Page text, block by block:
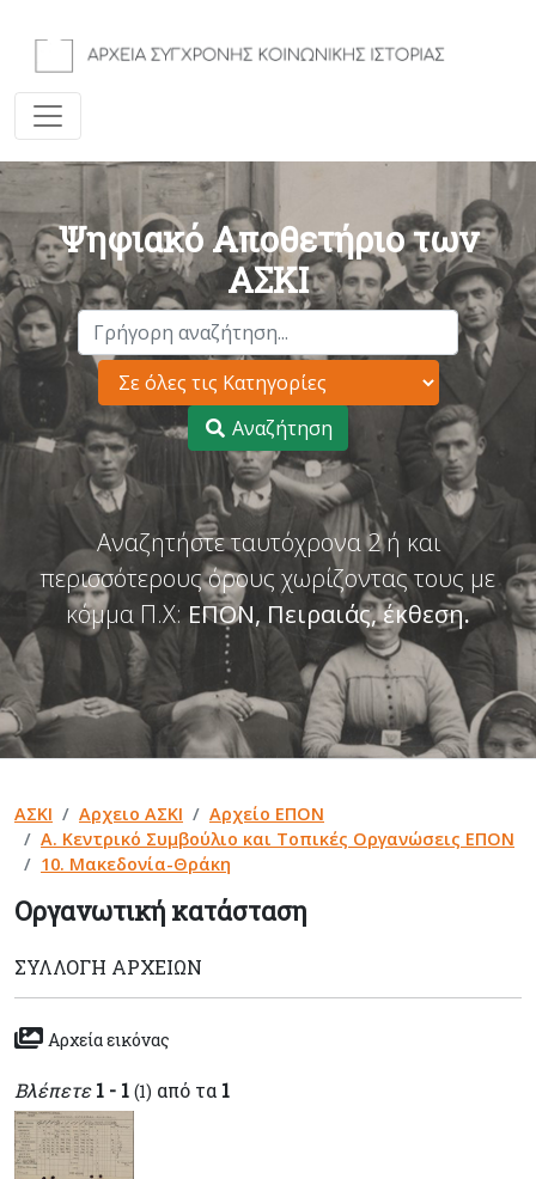
Ψηφιακό Αποθετήριο των
ΑΣΚΙ
Αναζήτηση
Αναζητήστε ταυτόχρονα 2 ή και
περισσότερους όρους χωρίζοντας τους με
κόμμα Π.Χ: ΕΠΟΝ, Πειραιάς, έκθεση.
ΑΣΚΙ Αρχειο ΑΣΚΙ
Αρχείο ΕΠΟΝ
Α. Κεντρικό Συμβούλιο και Τοπικές Οργανώσεις ΕΠΟΝ
10. Μακεδονία-Θράκη
Οργανωτική κατάσταση
ΣΥΛΛΟΓΉ ΑΡΧΕΊΩΝ
Αρχεία εικόνας
Βλέπετε 1 - 1 (1) από τα 1